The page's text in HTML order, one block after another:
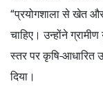
“प्रयोगशाला से खेत
चाहिए। उन्होंने
स्तर पर कृषि-आधारित
दिया।